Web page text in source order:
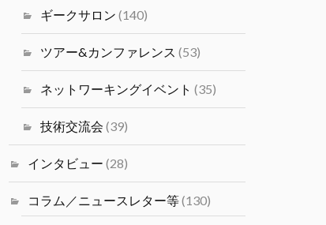
#シリコンバレーｘ日本なセミナ
4 Twitter
JTPA@シリコンバレー発のエンジ
ニアコミュニティ
2024年度（冬）日本人研究者交
流会 2/1(土)(PST) JSPS San
Francisco主催の交流会が開催さ
れます。
ギークサロン (140)
ツアー&カンファレンス (53)
ネットワーキングイベント (35)
技術交流会 (39)
インタビュー (28)
コラム／ニュースレター等(130)